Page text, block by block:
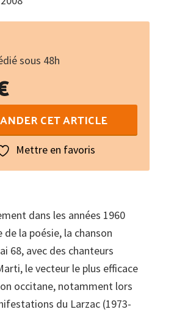
sous 48h
CET ARTICLE
Mettre en favoris
dans les années 1960
la poésie, la chanson
68, avec des chanteurs
le vecteur le plus efficace
occitane, notamment lors
du Larzac (1973-